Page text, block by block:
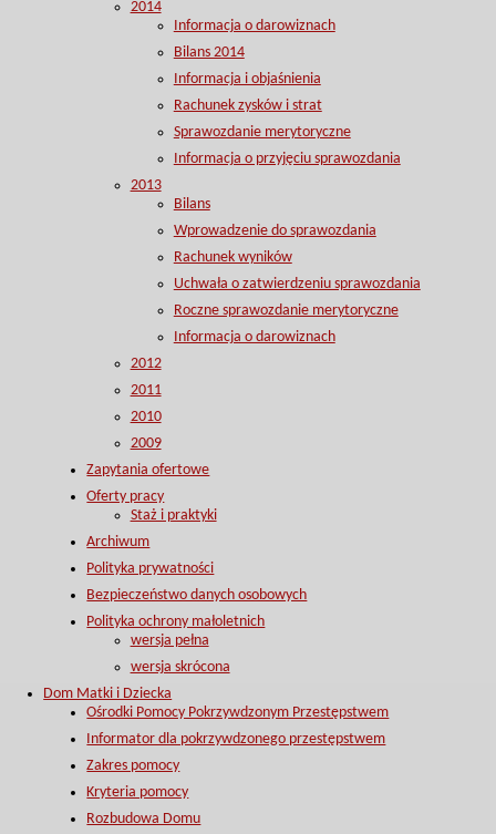
2014
Informacja o darowiznach
Bilans 2014
Informacja i objaśnienia
Rachunek zysków i strat
Sprawozdanie merytoryczne
Informacja o przyjęciu sprawozdania
2013
Bilans
Wprowadzenie do sprawozdania
Rachunek wyników
Uchwała o zatwierdzeniu sprawozdania
Roczne sprawozdanie merytoryczne
Informacja o darowiznach
2012
2011
2010
2009
Zapytania ofertowe
Oferty pracy
Staż i praktyki
Archiwum
Polityka prywatności
Bezpieczeństwo danych osobowych
Polityka ochrony małoletnich
wersja pełna
wersja skrócona
Dom Matki i Dziecka
Ośrodki Pomocy Pokrzywdzonym Przestępstwem
Informator dla pokrzywdzonego przestępstwem
Zakres pomocy
Kryteria pomocy
Rozbudowa Domu